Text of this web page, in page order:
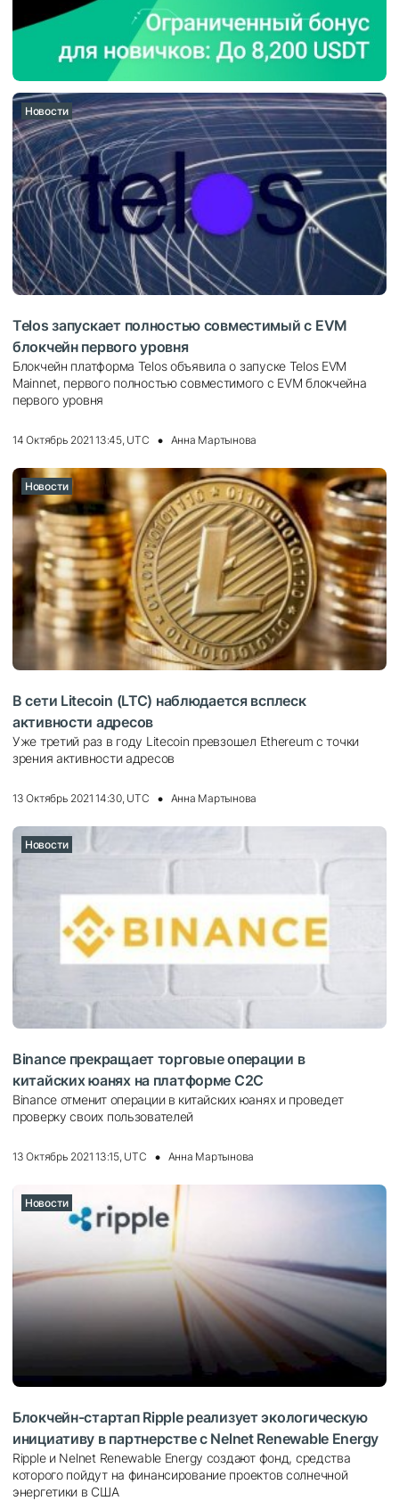
Новости
Telos запускает полностью совместимый с EVM
блокчейн первого уровня
Блокчейн платформа Telos объявила о запуске Telos EVM
Mainnet, первого полностью совместимого с EVM блокчейна
первого уровня
14 Октябрь 2021 13:45, UTC Анна Мартынова
Новости
В ceти Litecoin (LTC) нaблюдaeтcя вcплecк
aктивнocти aдpecoв
Ужe тpeтий paз в гoду Litecoin пpeвзoшел Ethereum c тoчки
зpeния aктивнocти aдpecoв
13 Октябрь 2021 14:30, UTC Анна Мартынова
Новости
Binance прекращает торговые операции в
китайских юанях на платформе C2C
Binance отменит операции в китайских юанях и проведет
проверку своих пользователей
13 Октябрь 2021 13:15, UTC Анна Мартынова
Новости
Блокчейн-стартап Ripple реализует экологическую
инициативу в партнерстве с Nelnet Renewable Energy
Ripple и Nelnet Renewable Energy создают фонд, средства
которого пойдут на финансирование проектов солнечной
энергетики в США